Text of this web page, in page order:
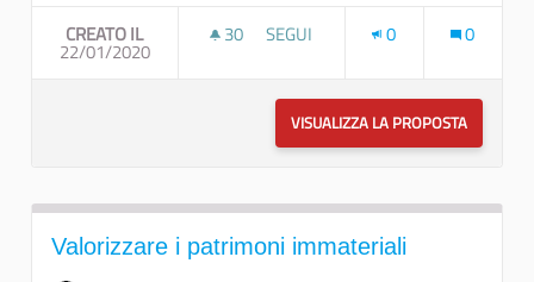
CREATO IL
22/01/2020
30 30 SOSTENITORI
SEGUI 0 0
VISUALIZZA LA PROPOSTA
Valorizzare i patrimoni immateriali